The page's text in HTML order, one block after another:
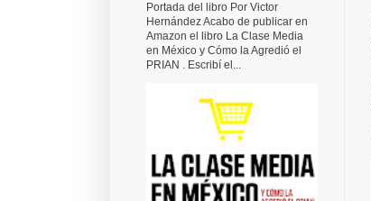
Portada del libro Por Victor
Hernández Acabo de publicar en
Amazon el libro La Clase Media
en México y Cómo la Agredió el
PRIAN . Escribí el...